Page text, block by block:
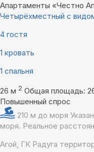
Апартаменты «Честно
Четырёхместный с
4 гостя
1 кровать
1 спальня
26 м 2 Общая площадь:
Повышенный спрос
210 м до моря
моря. Реальное
Агой, ГК Радуга